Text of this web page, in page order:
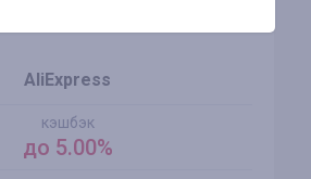
AliExpress
кэшбэк
до 5.00%